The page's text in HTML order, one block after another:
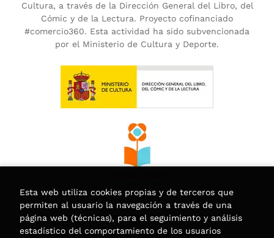
Cultura, a través de la Dirección General del Libro, del
Cómic y de la Lectura. Proyecto cofinanciado
#comercio360. Esta actividad ha sido subvencionada
por el Ministerio de Cultura y Deporte.
Esta web utiliza cookies propias y de terceros que
permiten al usuario la navegación a través de una
página web (técnicas), para el seguimiento y análisis
estadístico del comportamiento de los usuarios